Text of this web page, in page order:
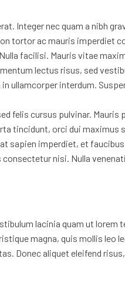
Integer nec quam a nibh
tortor ac mauris imperdiet
facilisi. Mauris vitae
lectus risus, sed
ullamcorper interdum.
felis cursus pulvinar.
tincidunt, orci dui maximus
sapien imperdiet, et
consectetur nisi. Nulla
lacinia quam ut
magna, quis mollis leo
Donec aliquet eleifend